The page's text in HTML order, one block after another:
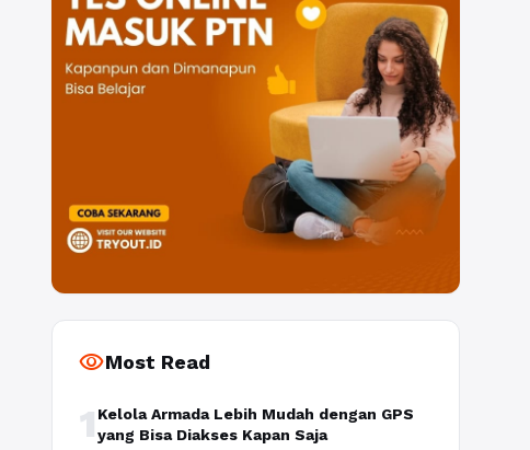
visibilityMost Read
1 Kelola Armada Lebih Mudah dengan GPS
yang Bisa Diakses Kapan Saja